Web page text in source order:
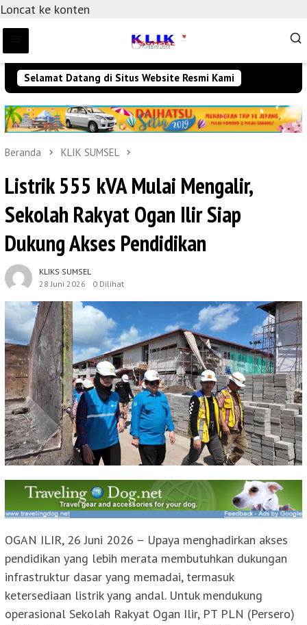
Loncat ke konten
Selamat Datang di Situs Website Resmi Kami
Beranda KLIK SUMSEL
Listrik 555 kVA Mulai Mengalir,
Sekolah Rakyat Ogan Ilir Siap
Dukung Akses Pendidikan
KLIKS SUMSEL
28 Juni 2026
0 Dilihat
OGAN ILIR, 26 Juni 2026 – Upaya menghadirkan akses
pendidikan yang lebih merata membutuhkan dukungan
infrastruktur dasar yang memadai, termasuk
ketersediaan listrik yang andal. Untuk mendukung
operasional Sekolah Rakyat Ogan Ilir, PT PLN (Persero)